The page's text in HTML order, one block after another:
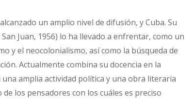
un amplio nivel de difusión, y Cuba. Su
Juan, 1956) lo ha llevado a enfrentar, como un
y el neocolonialismo, así como la búsqueda de
Actualmente combina su docencia en la
amplia actividad política y una obra literaria
los pensadores con los cuáles es preciso